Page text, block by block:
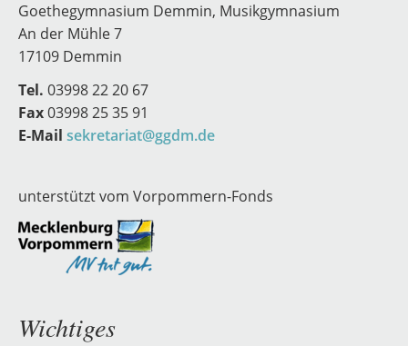
Goethegymnasium Demmin, Musikgymnasium
An der Mühle 7
17109 Demmin
Tel. 03998 22 20 67
Fax03998 25 35 91
E-Mail sekretariat@ggdm.de
unterstützt vom Vorpommern-Fonds
Wichtiges